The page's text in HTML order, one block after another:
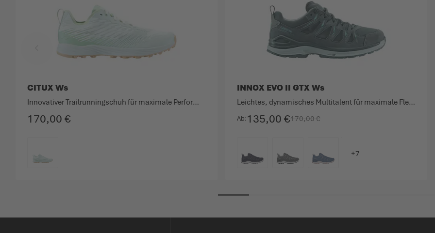
170,00 €
CITUX Ws
FARBE
Innovativer Trailrunningschuh für maximale Performance.
Ab 135,00 €170,00 €
INNOX EVO II GTX Ws
FARBE
Leichtes, dynamisches Multitalent für maximale Flexibilität.